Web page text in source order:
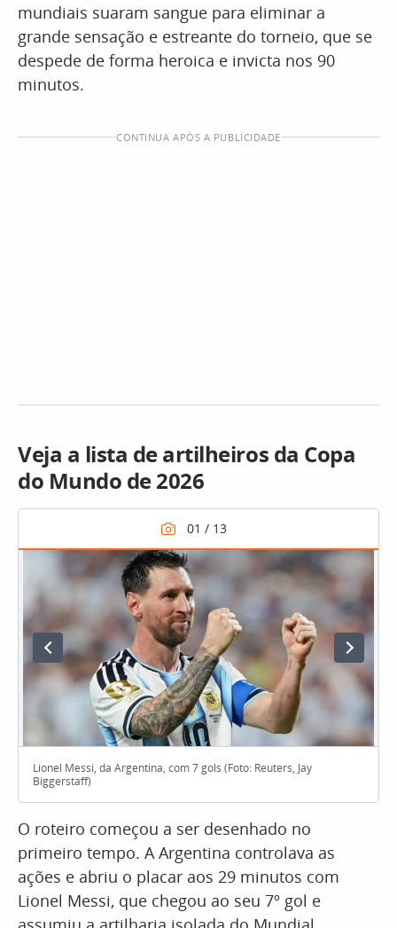
mundiais suaram sangue para eliminar a
grande sensação e estreante do torneio, que se
despede de forma heroica e invicta nos 90
minutos.
CONTINUA APÓS A PUBLICIDADE
Veja a lista de artilheiros da Copa
do Mundo de 2026
Lionel Messi, da Argentina, com 7 gols (Foto: Reuters, Jay
Biggerstaff)
O roteiro começou a ser desenhado no
primeiro tempo. A Argentina controlava as
ações e abriu o placar aos 29 minutos com
Lionel Messi, que chegou ao seu 7º gol e